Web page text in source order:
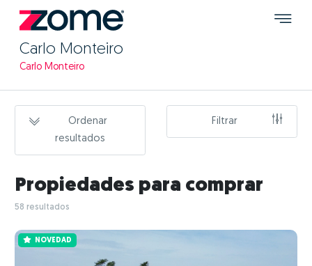
Carlo Monteiro
Carlo Monteiro
Ordenar
resultados
Filtrar
Propiedades para comprar
58 resultados
NOVEDAD